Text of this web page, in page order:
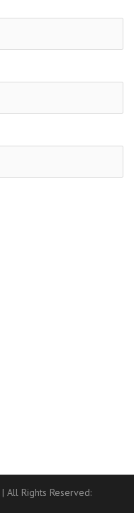
| All Rights Reserved: